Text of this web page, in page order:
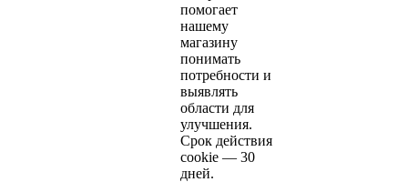
помогает
нашему
магазину
понимать
потребности и
выявлять
области для
улучшения.
Срок действия
cookie — 30
дней.